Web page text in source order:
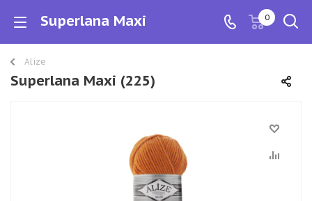
Superlana Maxi 0
Alize
Superlana Maxi (225)